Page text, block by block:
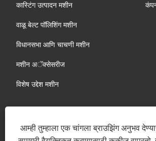
कास्टिंग उत्पादन मशीन
वाळू बेल्ट पॉलिशिंग मशीन
विधानसभा आणि चाचणी मशीन
मशीन अॅक्सेसरीज
विशेष उद्देश मशीन
आम्ही तुम्हाला एक चांगला ब्राउझिंग अनुभव